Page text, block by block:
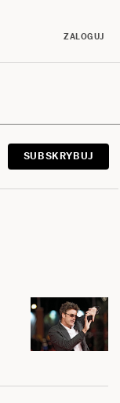
ZALOGUJ
SUBSKRYBUJ